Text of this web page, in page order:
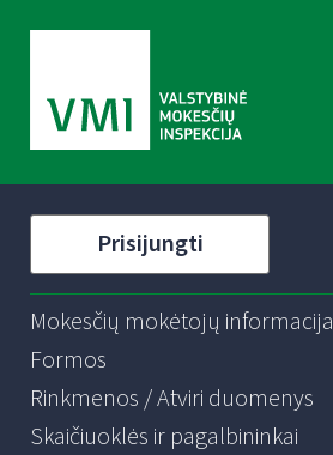
Prisijungti
Mokesčių mokėtojų informacija
Formos
Rinkmenos / Atviri duomenys
Skaičiuoklės ir pagalbininkai